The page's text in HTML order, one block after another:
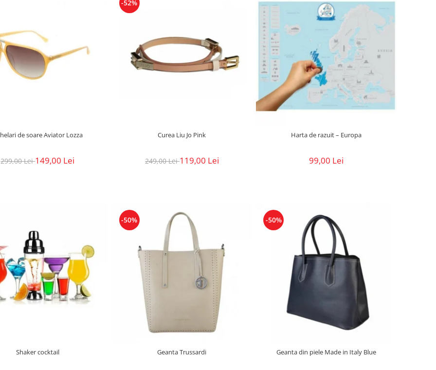
de soare Aviator Lozza
299,00 Lei149,00 Lei
-52%
Curea Liu Jo Pink
249,00 Lei119,00 Lei
Harta de razuit – Europa
99,00 Lei
Shaker cocktail
-50%
Geanta Trussardi
-50%
Geanta din piele Made in Italy Blue